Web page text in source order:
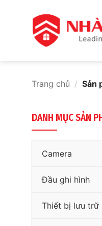
Trang chủ / Sản
DANH MỤC SẢN
Camera
Đầu ghi hình
Thiết bị lưu trữ